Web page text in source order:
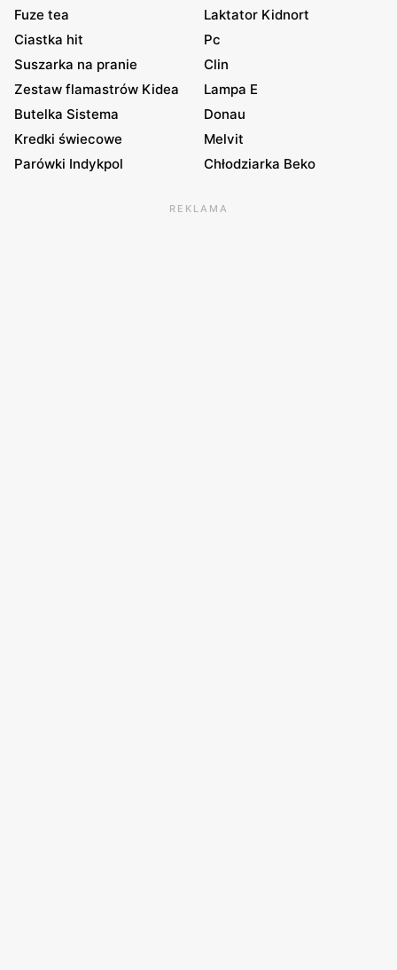
Fuze tea
Laktator Kidnort
Ciastka hit
Pc
Suszarka na pranie
Clin
Zestaw flamastrów Kidea
Lampa E
Butelka Sistema
Donau
Kredki świecowe
Melvit
Parówki Indykpol
Chłodziarka Beko
REKLAMA